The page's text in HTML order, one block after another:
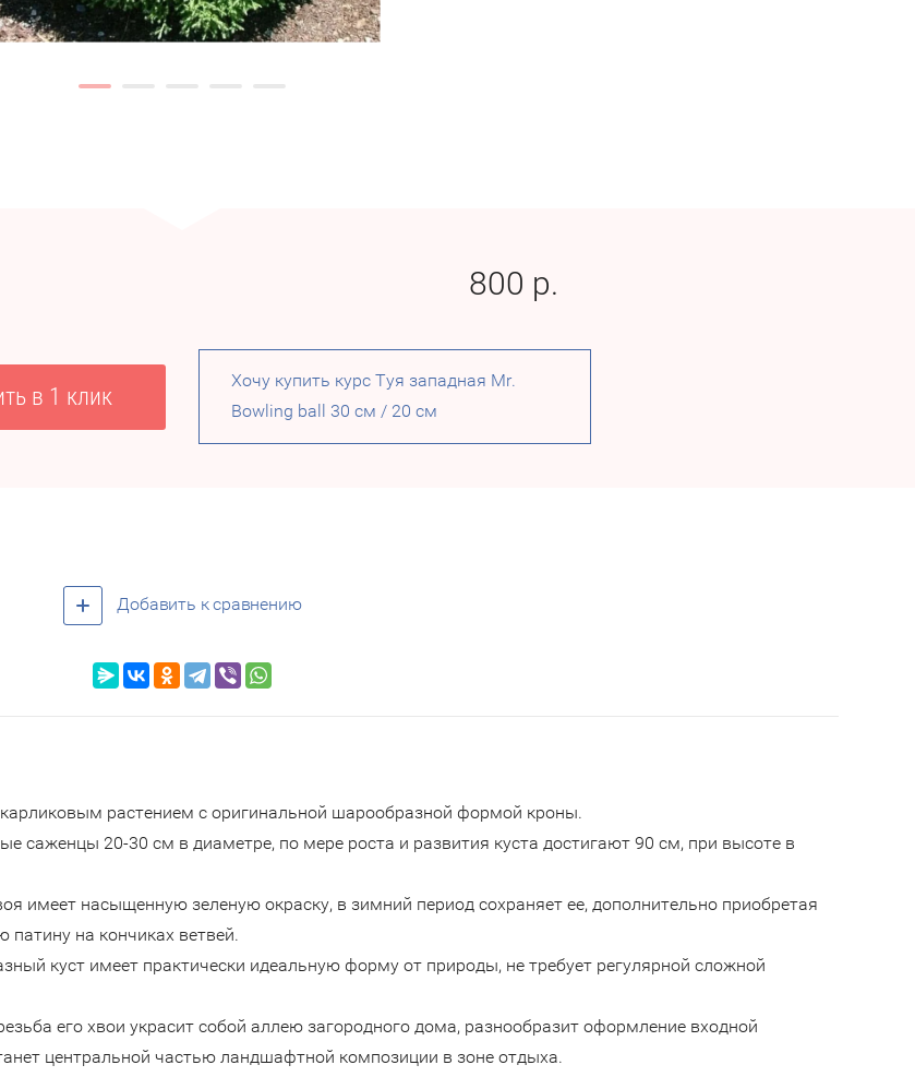
800 р.
в 1 клик
Хочу купить курс Туя западная Mr.
Bowling ball 30 см / 20 см
Добавить к сравнению
карликовым растением с оригинальной шарообразной формой кроны.
саженцы 20-30 см в диаметре, по мере роста и развития куста достигают 90 см, при высоте в
имеет насыщенную зеленую окраску, в зимний период сохраняет ее, дополнительно приобретая
патину на кончиках ветвей.
куст имеет практически идеальную форму от природы, не требует регулярной сложной
его хвои украсит собой аллею загородного дома, разнообразит оформление входной
центральной частью ландшафтной композиции в зоне отдыха.